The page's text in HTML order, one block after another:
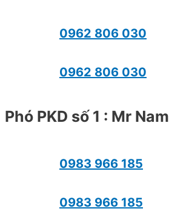
0962 806 030
0962 806 030
Phó PKD số 1 : Mr Nam
0983 966 185
0983 966 185